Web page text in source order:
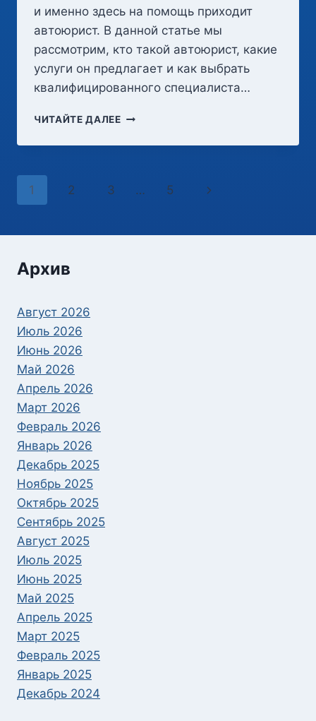
и именно здесь на помощь приходит
автоюрист. В данной статье мы
рассмотрим, кто такой автоюрист, какие
услуги он предлагает и как выбрать
квалифицированного специалиста…
ЧИТАЙТЕ ДАЛЕЕАВТОЮРИСТ:
ПОЛУЧИТЬ
ПОМОЩЬ
СПОРАХ
Навигация
1 2 3 … 5
Следующая
Архив
Август 2026
Июль 2026
Июнь 2026
Май 2026
Апрель 2026
Март 2026
Февраль 2026
Январь 2026
Декабрь 2025
Ноябрь 2025
Октябрь 2025
Сентябрь 2025
Август 2025
Июль 2025
Июнь 2025
Май 2025
Апрель 2025
Март 2025
Февраль 2025
Январь 2025
Декабрь 2024